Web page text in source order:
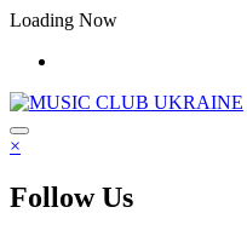
Перейти
контенту
Loading Now
×
Follow Us